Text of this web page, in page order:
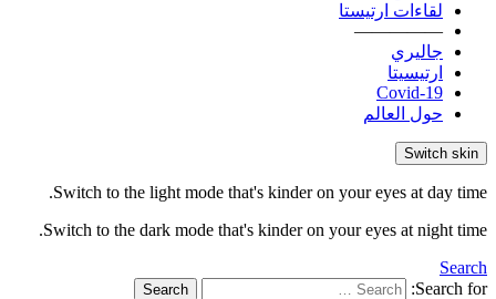
لقاءات ارتيستا
—————
جاليري
ارتيسيتا
Covid-19
حول العالم
Switch skin
Switch to the light mode that's kinder on your eyes at day time.
Switch to the dark mode that's kinder on your eyes at night time.
Search
Search for:
Search